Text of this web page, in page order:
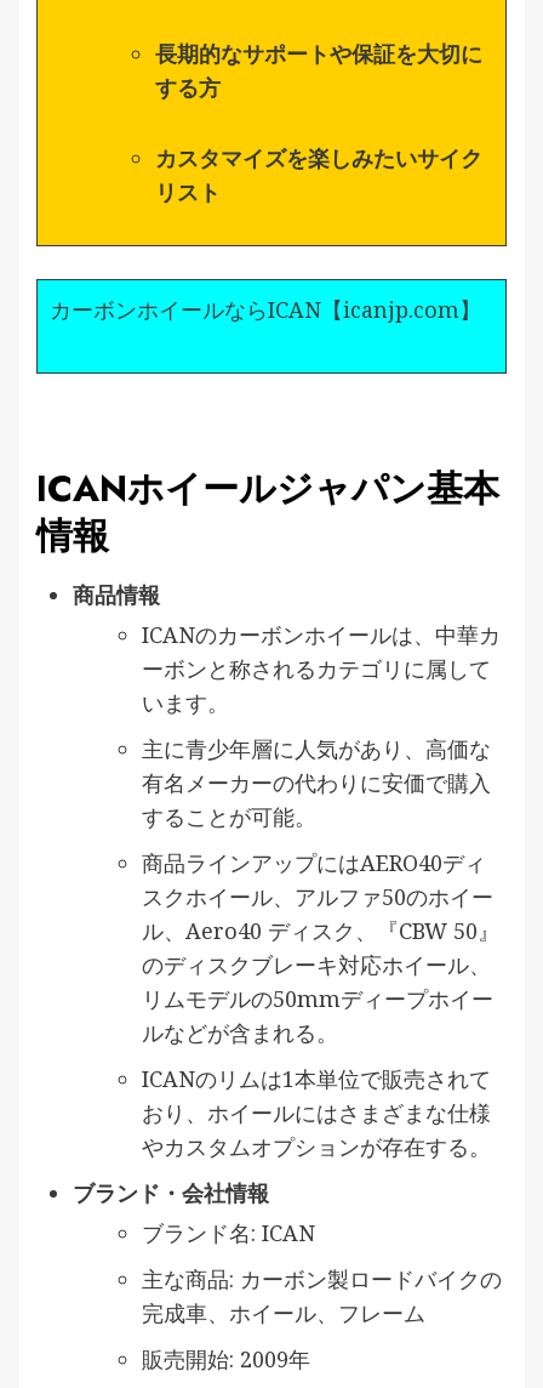
長期的なサポートや保証を大切に
する方
カスタマイズを楽しみたいサイク
リスト
カーボンホイールならICAN【icanjp.com】
ICANホイールジャパン基本
情報
商品情報
ICANのカーボンホイールは、中華カ
ーボンと称されるカテゴリに属して
います。
主に青少年層に人気があり、高価な
有名メーカーの代わりに安価で購入
することが可能。
商品ラインアップにはAERO40ディ
スクホイール、アルファ50のホイー
ル、Aero40 ディスク、『CBW 50』
のディスクブレーキ対応ホイール、
リムモデルの50mmディープホイー
ルなどが含まれる。
ICANのリムは1本単位で販売されて
おり、ホイールにはさまざまな仕様
やカスタムオプションが存在する。
ブランド・会社情報
ブランド名: ICAN
主な商品: カーボン製ロードバイクの
完成車、ホイール、フレーム
販売開始: 2009年